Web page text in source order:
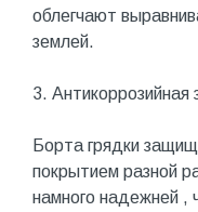
облегчают
землей.
3. Антикоррозийная
Борта грядки
покрытием разной
намного надежней ,